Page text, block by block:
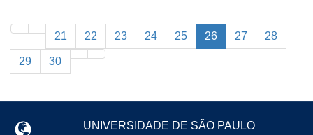
21 22 23 24 25 26 27 28
29 30
UNIVERSIDADE DE SÃO PAULO